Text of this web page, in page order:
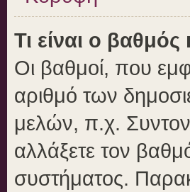
Τι είναι ο
Οι βαθμοί, που
αριθμό των
μελών, π.χ.
αλλάξετε τον βαθμό
συστήματος.